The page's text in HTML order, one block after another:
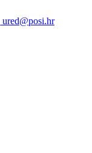
ured@posi.hr